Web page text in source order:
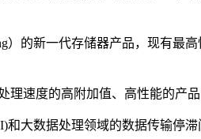
）的新一代存储器产品，现有最
理速度的高附加值、高性能的产品
和大数据处理领域的数据传输停